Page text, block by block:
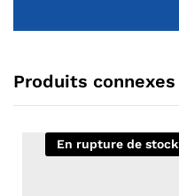
Produits connexes
En rupture de stock